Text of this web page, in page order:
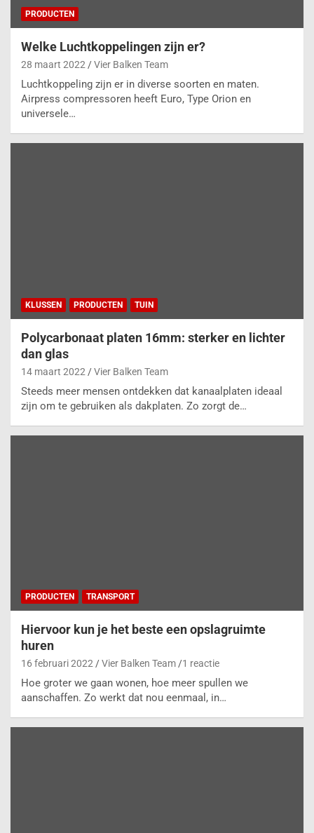
PRODUCTEN
Welke Luchtkoppelingen zijn er?
28 maart 2022 Vier Balken Team
Luchtkoppeling zijn er in diverse soorten en maten.
Airpress compressoren heeft Euro, Type Orion en
universele…
KLUSSEN PRODUCTEN TUIN
Polycarbonaat platen 16mm: sterker en lichter
dan glas
14 maart 2022 Vier Balken Team
Steeds meer mensen ontdekken dat kanaalplaten ideaal
zijn om te gebruiken als dakplaten. Zo zorgt de…
PRODUCTEN TRANSPORT
Hiervoor kun je het beste een opslagruimte
huren
16 februari 2022 Vier Balken Team 1 reactie
Hoe groter we gaan wonen, hoe meer spullen we
aanschaffen. Zo werkt dat nou eenmaal, in…